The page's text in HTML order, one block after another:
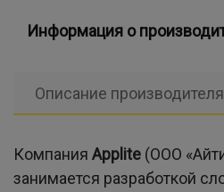
Информация о
Описание производителя
Компания Applite (ООО
занимается разработкой